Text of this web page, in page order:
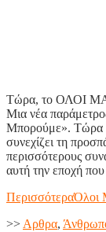
Τώρα, το ΟΛΟΙ
Μια νέα
Μπορούμε». Τώρα
συνεχίζει τη
περισσότερους
αυτή την εποχή
ΠερισσότεραΌλοι
>>Aρθρα,